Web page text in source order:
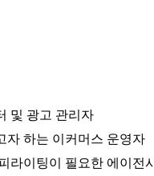
및 광고 관리자
자 하는 이커머스 운영자
라이팅이 필요한 에이전시